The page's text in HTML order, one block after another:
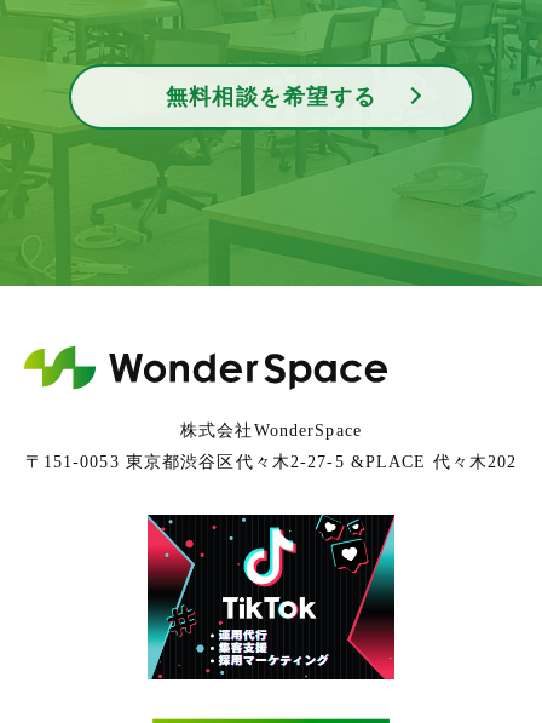
無料相談を希望する
株式会社WonderSpace
〒151-0053 東京都渋谷区代々木2-27-5 &PLACE 代々木202